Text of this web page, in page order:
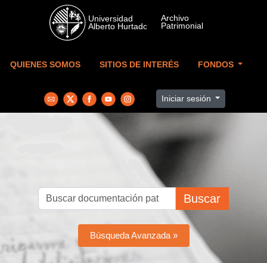
Skip to main content
QUIENES SOMOS SITIOS DE INTERÉS FONDOS
Iniciar sesión
Buscar
Búsqueda Avanzada »